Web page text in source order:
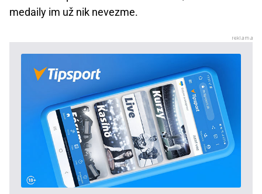
medaily im už nik nevezme.